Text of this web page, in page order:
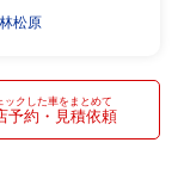
松原
ックした車をまとめて
予約・見積依頼